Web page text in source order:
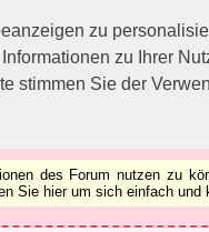
zu
zu Ihrer
stimmen Sie der
Forums nutzen zu
des Forum nutzen zu
Sie hier um sich einfach und